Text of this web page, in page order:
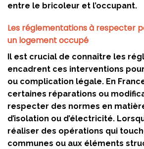
entre le bricoleur et l’occupant.
Les réglementations à respecter
un logement occupé
Il est crucial de connaître les
encadrent ces interventions
ou complication légale. En
certaines réparations ou
respecter des normes en
d’isolation ou d’électricité.
réaliser des opérations qui
communes ou aux éléments